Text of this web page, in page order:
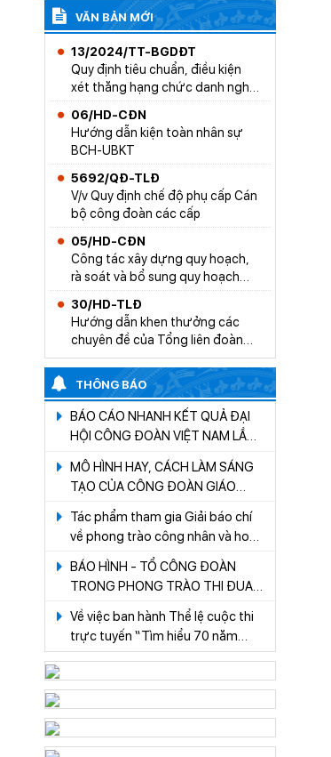
VĂN BẢN MỚI
13/2024/TT-BGDĐT
Quy định tiêu chuẩn, điều kiện
xét thăng hạng chức danh nghề
nghiệp giáo viên mầm non, phổ
thông công lập và giáo viên dự
bị đại học
06/HD-CĐN
Hướng dẫn kiện toàn nhân sự
BCH-UBKT
5692/QĐ-TLĐ
V/v Quy định chế độ phụ cấp Cán
bộ công đoàn các cấp
05/HD-CĐN
Công tác xây dựng quy hoạch,
rà soát và bổ sung quy hoạch
cán bộ lãnh đạo, quản lý trong tổ
chức Công đoàn ngành giáo dục
- Giai đoạn 2028-2033
30/HD-TLĐ
Hướng dẫn khen thưởng các
chuyên đề của Tổng liên đoàn
lao động Việt Nam
THÔNG BÁO
BÁO CÁO NHANH KẾT QUẢ ĐẠI
HỘI CÔNG ĐOÀN VIỆT NAM LẦN
MÔ HÌNH HAY, CÁCH LÀM SÁNG
TẠO CỦA CÔNG ĐOÀN GIÁO
DỤC TỈNH LÂM ĐỒNG TRONG
CÔNG TÁC CHĂM LO ĐỜI SỐNG
CHO ĐOÀN VIÊN, LAO ĐỘNG
Tác phẩm tham gia Giải báo chí
về phong trào công nhân và hoạt
động Công đoàn tỉnh Lâm Đồng
lần thứ I, năm 2021 - 2022
BÁO HÌNH - TỔ CÔNG ĐOÀN
TRONG PHONG TRÀO THI ĐUA
LAO ĐỘNG GIỎI, LAO ĐỘNG
SÁNG TẠO GÓP PHẦN PHÁT
TRIỂN SỰ NGHIỆP GIÁO DỤC
NHÀ TRƯỜNG
Về việc ban hành Thể lệ cuộc thi
trực tuyến “Tìm hiểu 70 năm
Công đoàn Giáo dục Việt Nam”